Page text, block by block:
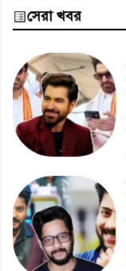
সেরা খবর